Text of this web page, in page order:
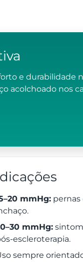
e durabilidade
acolchoado nos
mmHg: pernas
mmHg:
escleroterapia.
sempre